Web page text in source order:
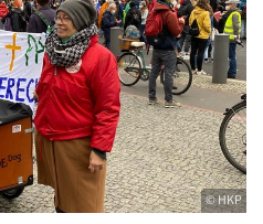
© HKP